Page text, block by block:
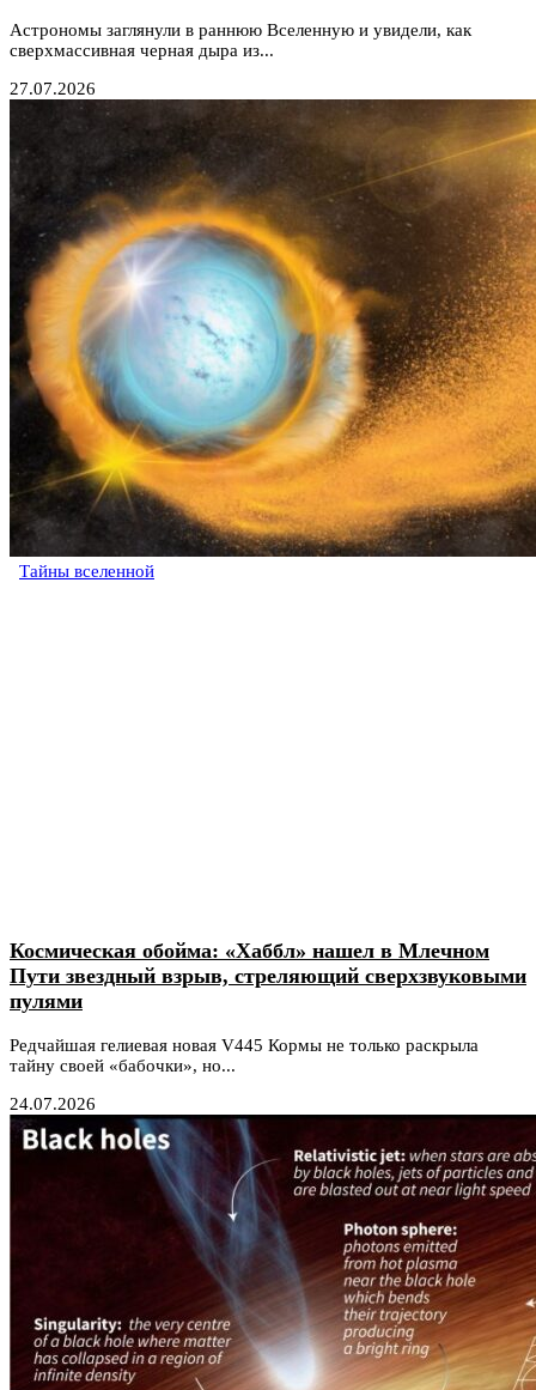
Астрономы заглянули в раннюю Вселенную и увидели, как
сверхмассивная черная дыра из...
27.07.2026
Тайны вселенной
Космическая обойма: «Хаббл» нашел в Млечном
Пути звездный взрыв, стреляющий сверхзвуковыми
пулями
Редчайшая гелиевая новая V445 Кормы не только раскрыла
тайну своей «бабочки», но...
24.07.2026